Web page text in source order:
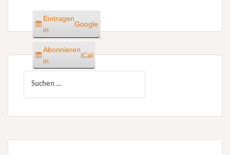
Eintragen
in
Google
Abonnieren
in
iCal